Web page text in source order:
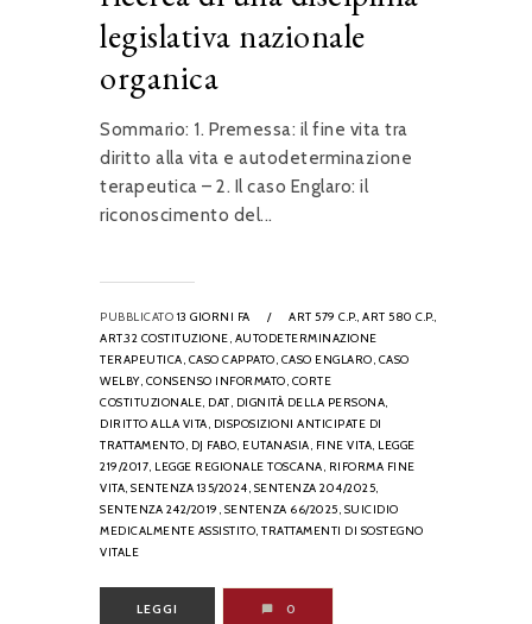
legislativa nazionale
organica
Sommario: 1. Premessa: il fine vita tra
diritto alla vita e autodeterminazione
terapeutica – 2. Il caso Englaro: il
riconoscimento del...
PUBBLICATO 13 GIORNI FA / ART 579 C.P., ART 580 C.P.,
ART.32 COSTITUZIONE, AUTODETERMINAZIONE
TERAPEUTICA, CASO CAPPATO, CASO ENGLARO, CASO
WELBY, CONSENSO INFORMATO, CORTE
COSTITUZIONALE, DAT, DIGNITÀ DELLA PERSONA,
DIRITTO ALLA VITA, DISPOSIZIONI ANTICIPATE DI
TRATTAMENTO, DJ FABO, EUTANASIA, FINE VITA, LEGGE
219/2017, LEGGE REGIONALE TOSCANA, RIFORMA FINE
VITA, SENTENZA 135/2024, SENTENZA 204/2025,
SENTENZA 242/2019, SENTENZA 66/2025, SUICIDIO
MEDICALMENTE ASSISTITO, TRATTAMENTI DI SOSTEGNO
VITALE
LEGGI 0